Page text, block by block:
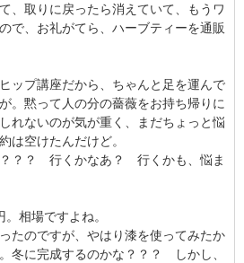
、取りに戻ったら消えていて、もうワ
で、お礼がてら、ハーブティーを通販
ップ講座だから、ちゃんと足を運んで
。黙って人の分の薔薇をお持ち帰りに
れないのが気が重く、まだちょっと悩
は空けたんだけど。
？？ 行くかなあ？ 行くかも、悩ま
相場ですよね。
たのですが、やはり漆を使ってみたか
冬に完成するのかな？？？ しかし、